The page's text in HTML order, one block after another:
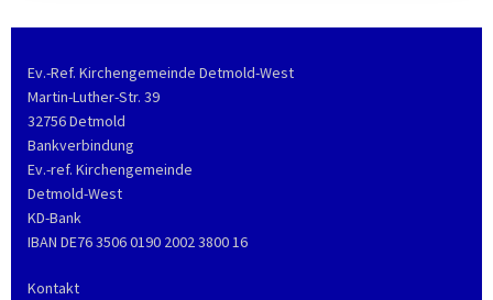
Ev.-Ref. Kirchengemeinde Detmold-West
Martin-Luther-Str. 39
32756 Detmold
Bankverbindung
Ev.-ref. Kirchengemeinde
Detmold-West
KD-Bank
IBAN DE76 3506 0190 2002 3800 16
Kontakt